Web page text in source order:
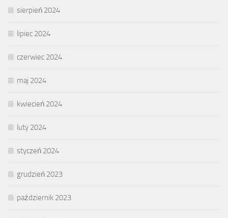
sierpień 2024
lipiec 2024
czerwiec 2024
maj 2024
kwiecień 2024
luty 2024
styczeń 2024
grudzień 2023
październik 2023